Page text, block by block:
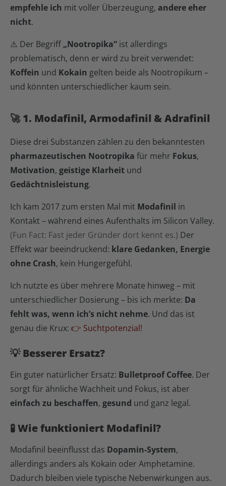
empfehle ich mit voller Überzeugung, andere eher
nicht.
⚠️ Der Begriff„Nootropika“ ist allerdings
problematisch, denn er wird zu breit verwendet:
Koffein und Kokain gelten beide als Nootropikum –
und könnten unterschiedlicher kaum sein.
🚀 1. Modafinil, Armodafinil & Adrafinil
Diese drei Substanzen zählen zu den bekanntesten
pharmazeutischen Nootropika für mehr Fokus,
Motivation, geistige Klarheit und
Gedächtnisleistung.
Ich kam 2017 zum ersten Mal mit Modafinil in
Kontakt – während eines Aufenthalts im Silicon Valley.
(Fun Fact: Fast jeder Gründer dort kennt es.) Der
Effekt war beeindruckend: klare Gedanken, Energie
ohne Crash, kein Hungergefühl.
Ich nutzte es über mehrere Monate hinweg – mit
unterschiedlicher Dosierung – bis ich merkte: Da
fehlt was, wenn ich’s nicht nehme. Und das ist
genau die Krux: 👉 Suchtpotenzial!
💡 Besserer Ersatz?
Ein guter natürlicher Ersatz: Bulletproof Coffee. Der
sorgt für ähnliche Wachheit und Fokus, ist aber
einfach zu beschaffen, gesund und ganz legal.
🧪 Wie funktioniert Modafinil?
Modafinil beeinflusst das Dopamin-System,
allerdings anders als Kokain oder Amphetamine.
Dadurch bleiben viele typische Nebenwirkungen aus.